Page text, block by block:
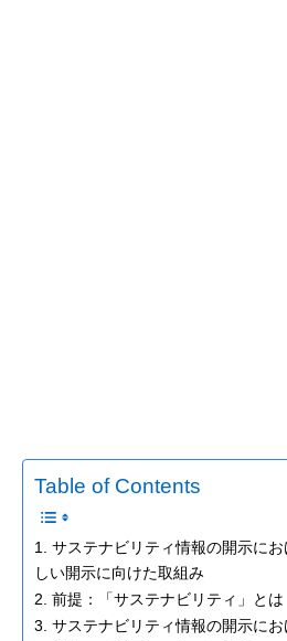
Table of Contents
1. サステナビリティ情報の開示に
しい開示に向けた取組み
2. 前提：「サステナビリティ」とは
3. サステナビリティ情報の開示に